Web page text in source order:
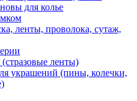
для колье
ленты, проволока, сутаж,
ленты)
украшений (пины, колечки,